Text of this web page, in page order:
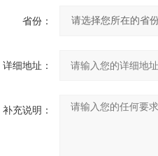
省份：
详细地址：
补充说明：